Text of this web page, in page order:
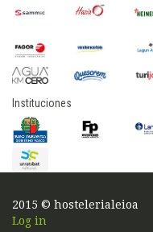
Instituciones
2015 © hostelerialeioa
Log in